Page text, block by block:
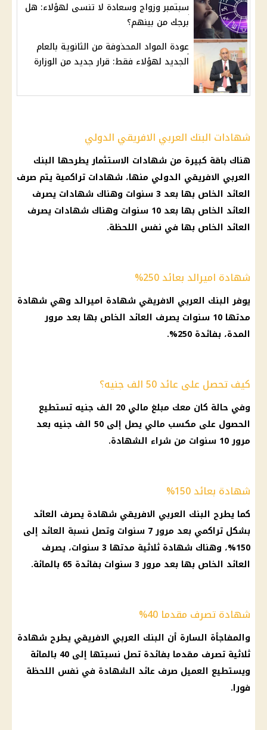
سبتمبر وزواج وسعادة لا تنسى لهؤلاء: هل
برجك من بينهم؟
عودة المواد المحذوفة من الثانوية بالعام
الجديد لهؤلاء فقط: قرار جديد من الوزارة
شهادات البنك العربي الافريقي الدولي
هناك باقة كبيرة من شهادات الاستثماريطرحها البنك
العربي الافريقي الدولي منها، شهادات تراكمية يتم صرف
العائد الخاص بها بعد 3 سنوات وهناك شهادات يصرف
العائد الخاص بها بعد 10 سنوات وهناك شهادات يصرف
العائد الخاص بها في نفس اللحظة.
شهادة اميرالد بعائد 250%
يوفرالبنك العربي الافريقي شهادة اميرالد وهي شهادة
مدتها 10 سنوات يصرف
العائد الخاص بها بعد مرور
المدة، بفائدة 250%.
كيف تحصل على عائد 50 الف جنيه؟
وفي حالة كان معك مبلغ مالي 20 الف جنيه تستطيع
الحصول على مكسب مالي يصل إلى 50 الف جنيه بعد
مرور 10 سنوات من
شراء الشهادة.
شهادة بعائد 150%
كما يطرح البنك العربي الافريقي شهادة يصرف العائد
بشكل تراكمي بعد مرور 7 سنوات وتصل نسبة
العائد إلى
150%، وهناك
شهادة ثلاثية مدتها 3 سنوات، يصرف
العائد الخاص بها بعد مرور 3 سنوات بفائدة 65 بالمائة.
شهادة تصرف مقدما 40%
والمفاجأة السارة أن البنك العربي الافريقي يطرح شهادة
ثلاثية
تصرف مقدما بفائدة تصل نسبتها إلى 40 بالمائة
ويستطيع العميل صرف عائد الشهادة في نفس اللحظة
فورا.